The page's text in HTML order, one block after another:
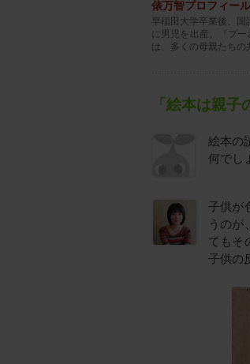
俵万智プロフィール
早稲田大学卒業後、
に男児を出産。『プ
は、多くの母親たちの
「絵本は親子
絵本の
何でし
子供が
うのが
てもそ
子供の